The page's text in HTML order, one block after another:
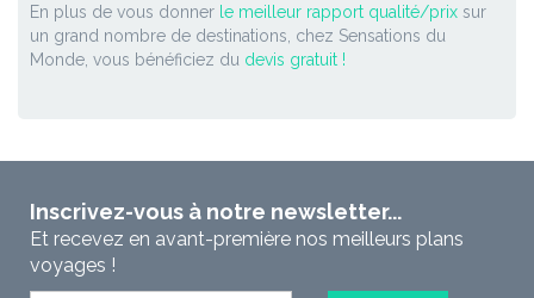
En plus de vous donner le meilleur rapport qualité/prix sur
un grand nombre de destinations, chez Sensations du
Monde, vous bénéficiez du devis gratuit !
Inscrivez-vous à notre newsletter...
Et recevez en avant-première nos meilleurs plans
voyages !